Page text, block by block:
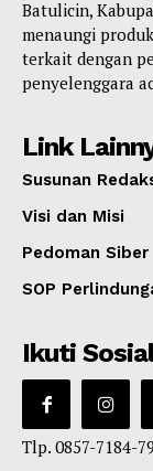
Batulicin,
menaungi
terkait dengan
penyelenggara
Link
Susunan
Visi dan Misi
Pedoman Siber
SOP
Ikuti
Tlp. 0857-7184-